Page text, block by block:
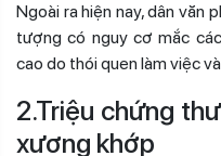
Ngoài ra hiện nay, dân văn
tượng có nguy cơ mắc
cao do thói quen làm việc
2.Triệu chứng
xương khớp